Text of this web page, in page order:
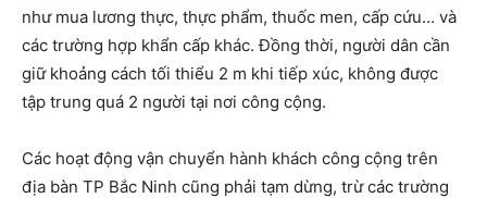
như mua lương thực, thực phẩm, thuốc men, cấp cứu… và
các trường hợp khẩn cấp khác. Đồng thời, người dân cần
giữ khoảng cách tối thiểu 2 m khi tiếp xúc, không được
tập trung quá 2 người tại nơi công cộng.
Các hoạt động vận chuyển hành khách công cộng trên
địa bàn TP Bắc Ninh cũng phải tạm dừng, trừ các trường